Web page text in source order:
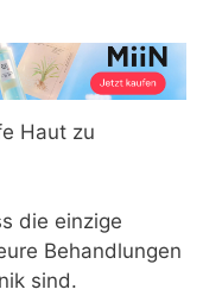
Haut zu
die einzige
Behandlungen
sind.